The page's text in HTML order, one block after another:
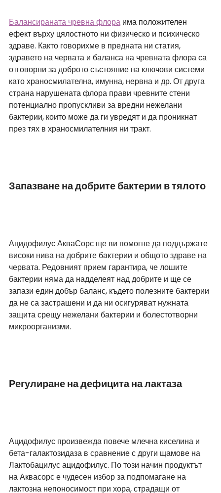
Балансираната чревна флора има положителен
ефект върху цялостното ни физическо и психическо
здраве. Както говорихме в предната ни статия,
здравето на червата и баланса на чревната флора са
отговорни за доброто състояние на ключови системи
като храносмилателна, имунна, нервна и др. От друга
страна нарушената флора прави чревните стени
потенциално пропускливи за вредни нежелани
бактерии, които може да ги увредят и да проникнат
през тях в храносмилателния ни тракт.
Запазване на добрите бактерии в тялото
Ацидофилус АкваСорс ще ви помогне да поддържате
високи нива на добрите бактерии и общото здраве на
червата. Редовният прием гарантира, че лошите
бактерии няма да надделеят над добрите и ще се
запази един добър баланс, където полезните бактерии
да не са застрашени и да ни осигуряват нужната
защита срещу нежелани бактерии и болестотворни
микроорганизми.
Регулиране на дефицита на лактаза
Ацидофилус произвежда повече млечна киселина и
бета-галактозидаза в сравнение с други щамове на
Лактобацилус ацидофилус. По този начин продуктът
на Аквасорс е чудесен избор за подпомагане на
лактозна непоносимост при хора, страдащи от